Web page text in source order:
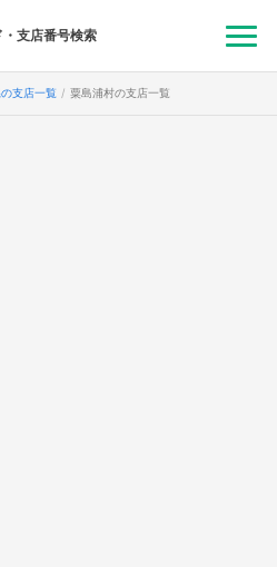
支店番号検索
支店一覧 粟島浦村の支店一覧